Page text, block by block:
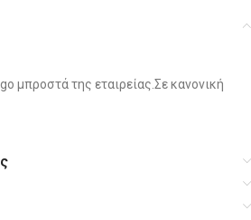
μπροστά της εταιρείας.Σε κανονική